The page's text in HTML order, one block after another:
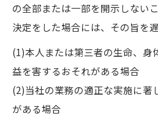
の全部または一部を開示しない
決定をした場合には、その旨を
(1)本人または第三者の生命、身
益を害するおそれがある場合
(2)当社の業務の適正な実施に著
がある場合